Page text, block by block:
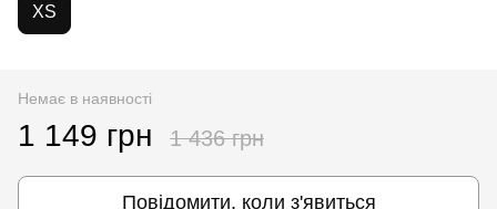
XS
Немає в наявності
1 149 грн 1 436 грн
Повідомити, коли з'явиться